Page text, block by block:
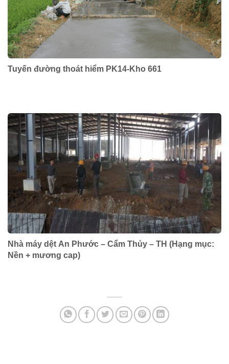
Tuyến đường thoát hiểm PK14-Kho 661
Nhà máy dệt An Phước – Cẩm Thủy – TH (Hạng mục:
Nền + mương cap)